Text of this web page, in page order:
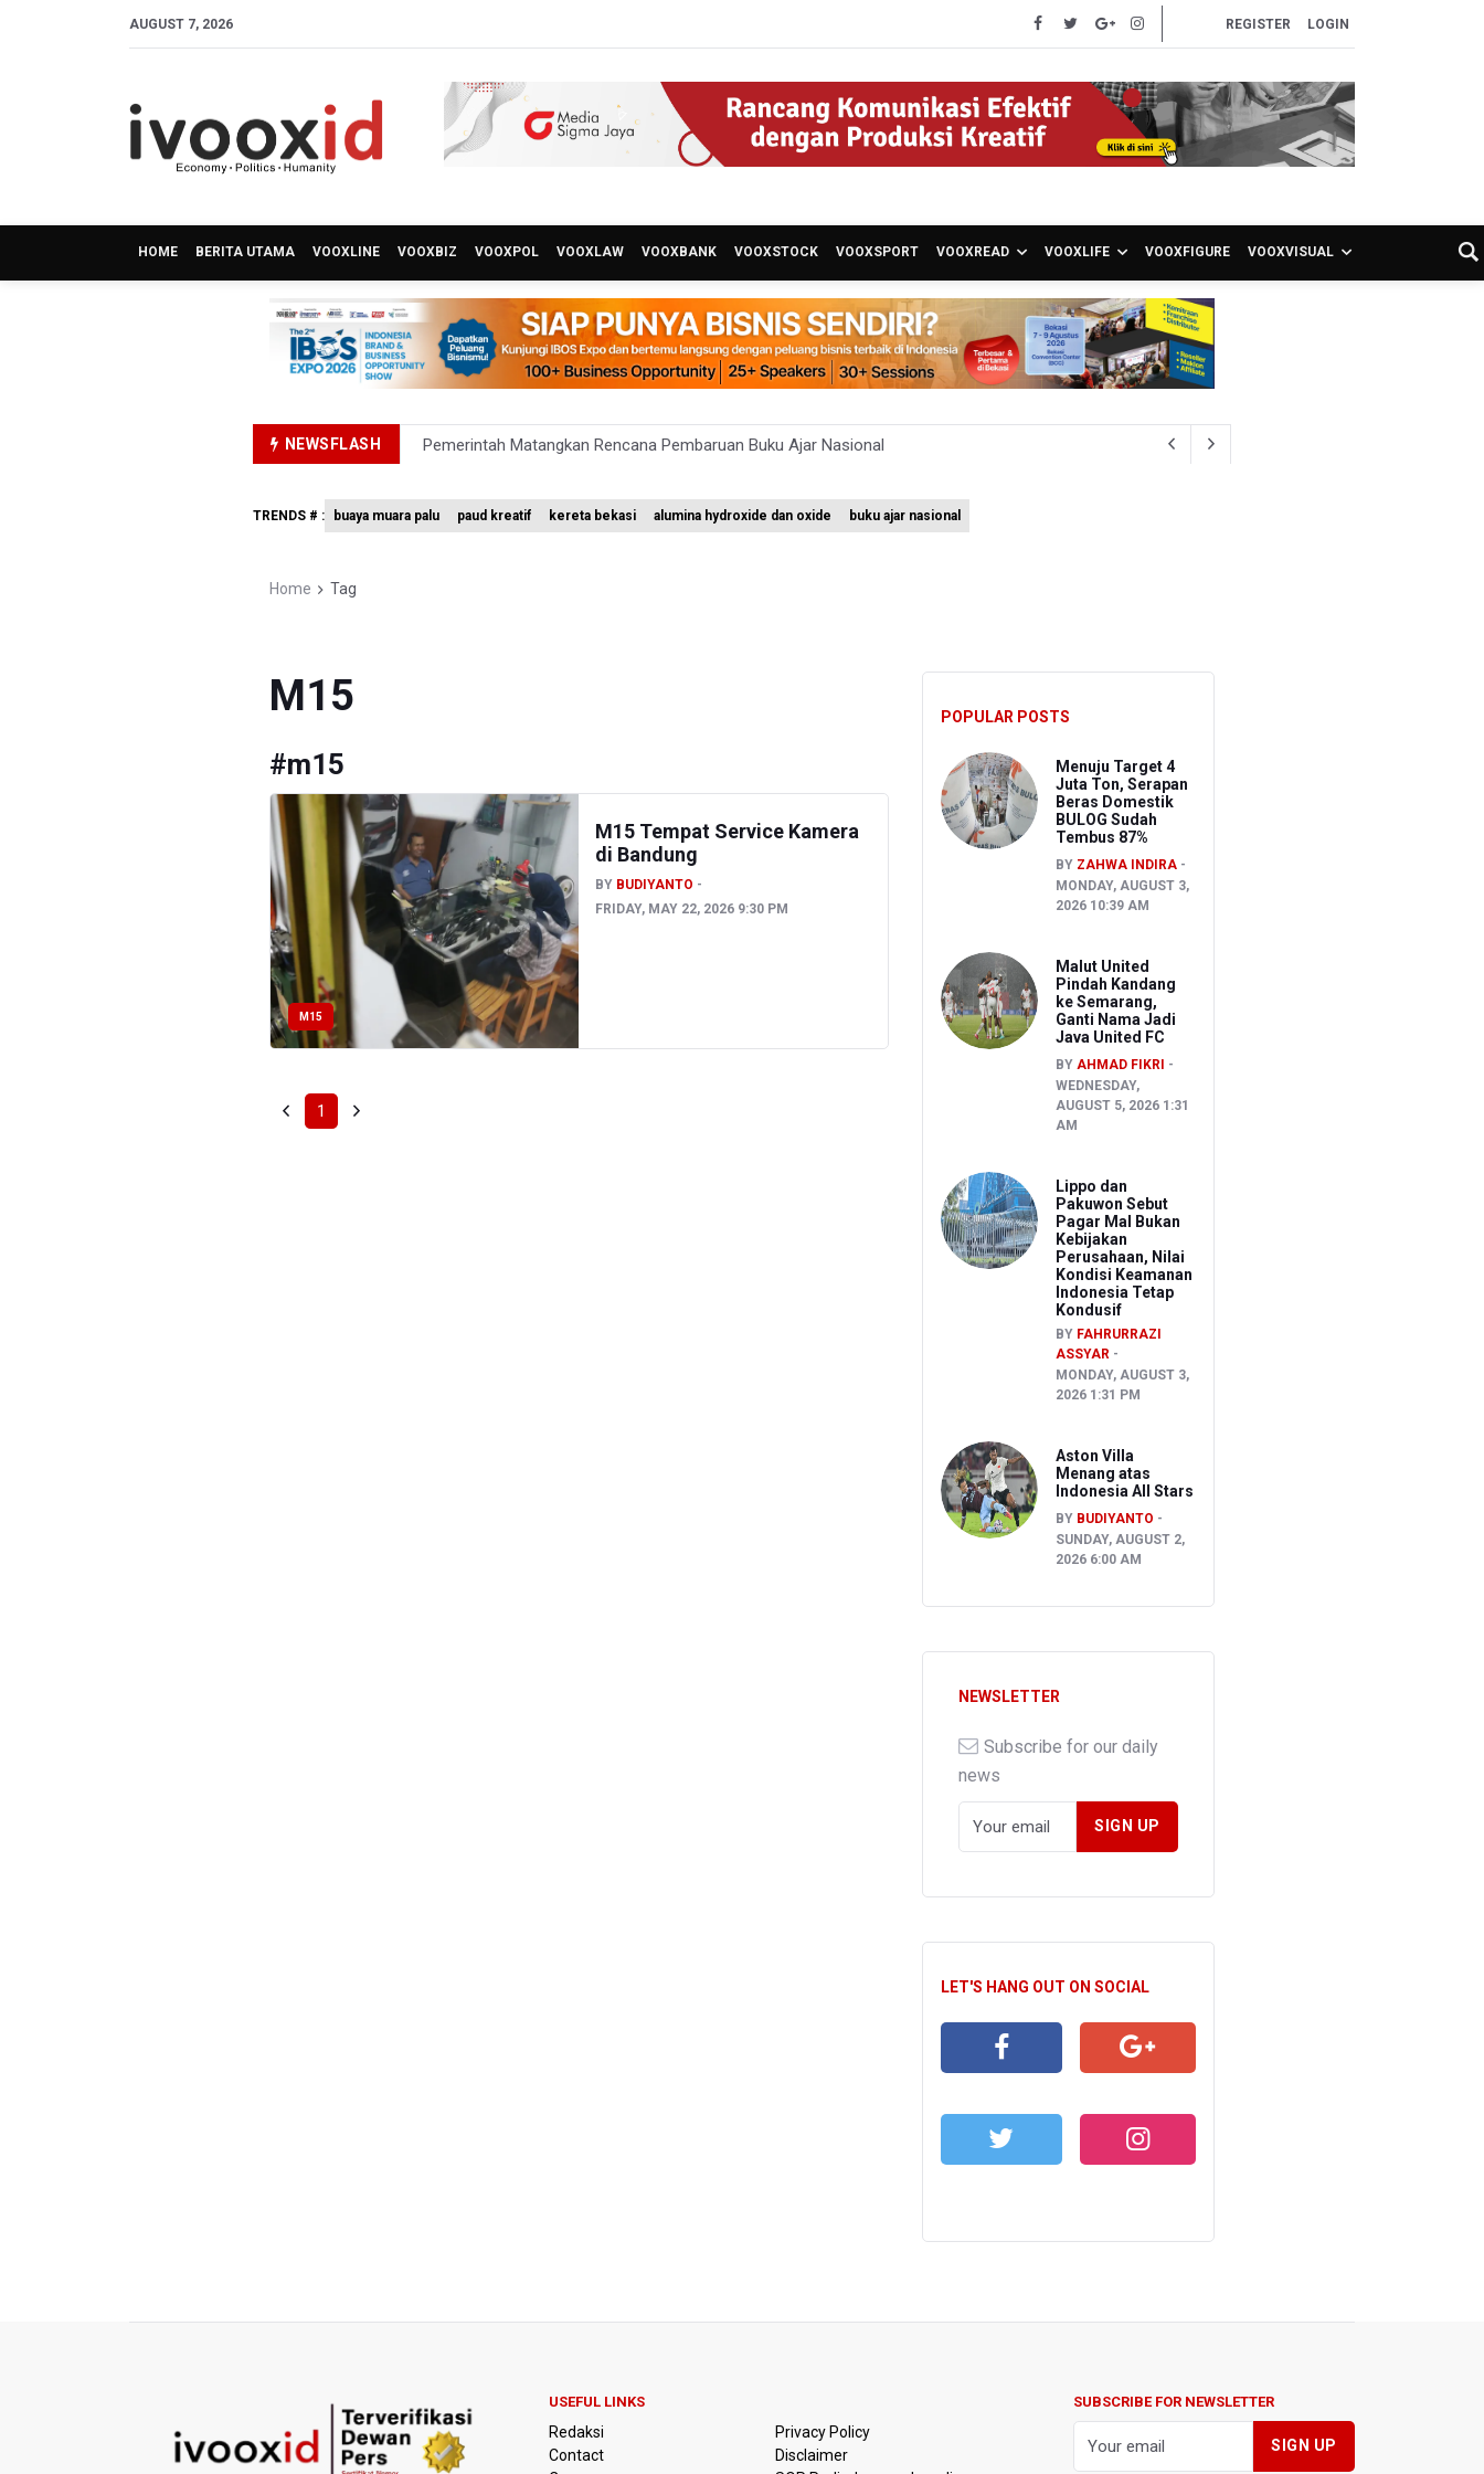
AUGUST 7, 2026 REGISTER LOGIN
HOME BERITA UTAMA VOOXLINE VOOXBIZ VOOXPOL VOOXLAW VOOXBANK VOOXSTOCK VOOXSPORT VOOXREAD VOOXLIFE VOOXFIGURE VOOXVISUAL
NEWSFLASH
Pemerintah Matangkan Rencana Pembaruan Buku Ajar Nasional
Menkomdigi Sebut Kehadiran AI Factory Perkuat Posisi Indonesia
TRENDS # : buaya muara palu paud kreatif kereta bekasi alumina hydroxide dan oxide buku ajar nasional
Home Tag
M15
#m15
M15
M15 Tempat Service Kamera
di Bandung
BY BUDIYANTO
FRIDAY, MAY 22, 2026 9:30 PM
1
POPULAR POSTS
Menuju Target 4
Juta Ton, Serapan
Beras Domestik
BULOG Sudah
Tembus 87%
BY ZAHWA INDIRA
MONDAY, AUGUST 3,
2026 10:39 AM
Malut United
Pindah Kandang
ke Semarang,
Ganti Nama Jadi
Java United FC
BY AHMAD FIKRI
WEDNESDAY,
AUGUST 5, 2026 1:31
AM
Lippo dan
Pakuwon Sebut
Pagar Mal Bukan
Kebijakan
Perusahaan, Nilai
Kondisi Keamanan
Indonesia Tetap
Kondusif
BY FAHRURRAZI
ASSYAR
MONDAY, AUGUST 3,
2026 1:31 PM
Aston Villa
Menang atas
Indonesia All Stars
BY BUDIYANTO
SUNDAY, AUGUST 2,
2026 6:00 AM
NEWSLETTER
Subscribe for our daily
news
LET'S HANG OUT ON SOCIAL
USEFUL LINKS
Redaksi
Contact
Privacy Policy
Disclaimer
SUBSCRIBE FOR NEWSLETTER